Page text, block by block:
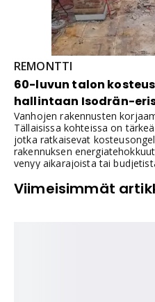
REMONTTI
60-luvun talon
hallintaan Isodrän-
Vanhojen rakennusten
Tällaisissa kohteissa on
jotka ratkaisevat
rakennuksen
venyy aikarajoista tai
valittiin osaksi
Viimeisimmät